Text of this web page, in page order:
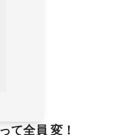
全員 変！